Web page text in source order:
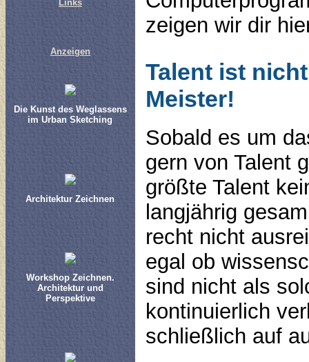
Links
Anzeigen
Die Kunst des Weglassens
im Urban Sketching
Architektur Zeichnen
Workshop Zeichnen.
Architektur und
Perspektive
zeigen wir dir
Talent ist
Meister!
Sobald es um
gern von Talent
größte Talent
langjährig
recht nicht
egal ob
sind nicht als
kontinuierlich
schließlich auf